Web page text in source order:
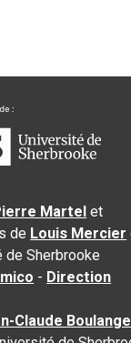
Martel et
de Louis Mercier
de Sherbrooke
- Direction
Claude